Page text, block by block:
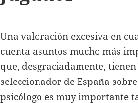
Una valoración excesiva en
cuenta asuntos mucho más
que, desgraciadamente,
seleccionador de España
psicólogo es muy importante